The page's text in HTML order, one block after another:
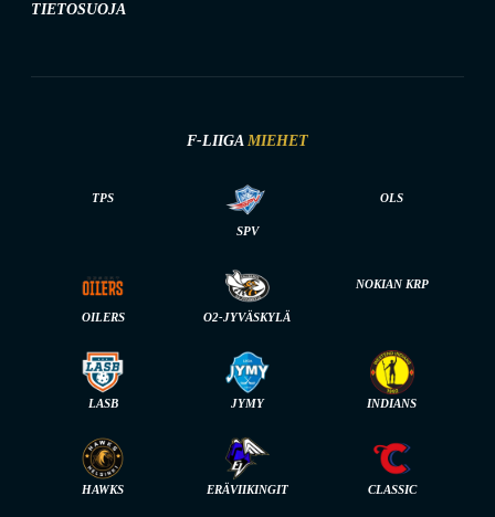
TIETOSUOJA
F-LIIGA MIEHET
TPS
SPV
OLS
OILERS O2-JYVÄSKYLÄ
NOKIAN KRP
LASB JYMY INDIANS
HAWKS ERÄVIIKINGIT CLASSIC